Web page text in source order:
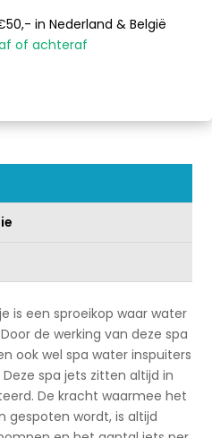
e
i
e
in Nederland & België
of achteraf
is een sproeikop waar water
de werking van deze spa
ook wel spa water inspuiters
spa jets zitten altijd in
De kracht waarmee het
gespoten wordt, is altijd